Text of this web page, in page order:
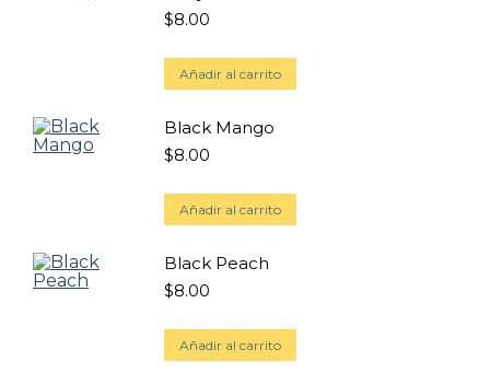
$8.00
Añadir al carrito
Black Mango
$8.00
Añadir al carrito
Black Peach
$8.00
Añadir al carrito